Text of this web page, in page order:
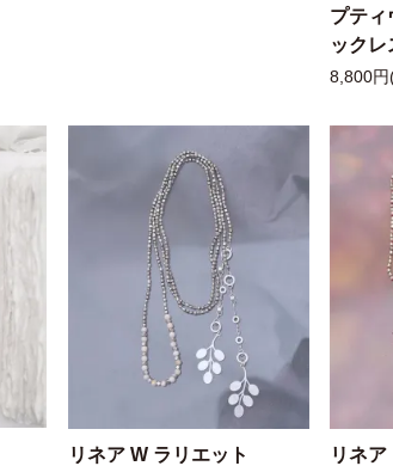
プティ
ックレ
8,800
リネア W ラリエット リネ